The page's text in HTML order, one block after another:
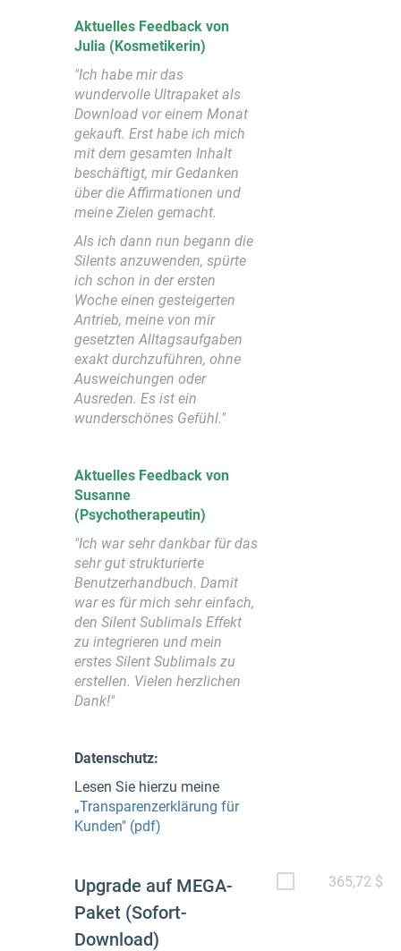
Aktuelles Feedback von
Julia (Kosmetikerin)
"Ich habe mir das
wundervolle Ultrapaket als
Download vor einem Monat
gekauft. Erst habe ich mich
mit dem gesamten Inhalt
beschäftigt, mir Gedanken
über die Affirmationen und
meine Zielen gemacht.
Als ich dann nun begann die
Silents anzuwenden, spürte
ich schon in der ersten
Woche einen gesteigerten
Antrieb, meine von mir
gesetzten Alltagsaufgaben
exakt durchzuführen, ohne
Ausweichungen oder
Ausreden. Es ist ein
wunderschönes Gefühl."
Aktuelles Feedback von
Susanne
(Psychotherapeutin)
"Ich war sehr dankbar für das
sehr gut strukturierte
Benutzerhandbuch. Damit
war es für mich sehr einfach,
den Silent Sublimals Effekt
zu integrieren und mein
erstes Silent Sublimals zu
erstellen. Vielen herzlichen
Dank!"
Datenschutz:
Lesen Sie hierzu meine
„Transparenzerklärung für
Kunden" (pdf)
Upgrade auf MEGA-
Paket (Sofort-
Download)
365,72 $